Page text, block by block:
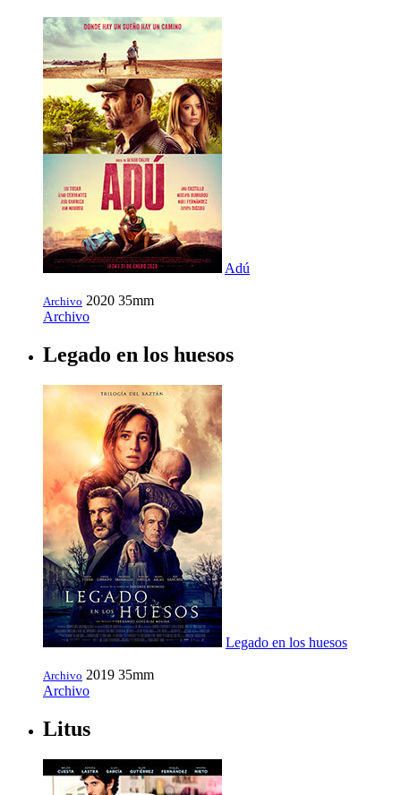
Adú
Archivo 2020 35mm
Archivo
Legado en los huesos
Legado en los huesos
Archivo 2019 35mm
Archivo
Litus